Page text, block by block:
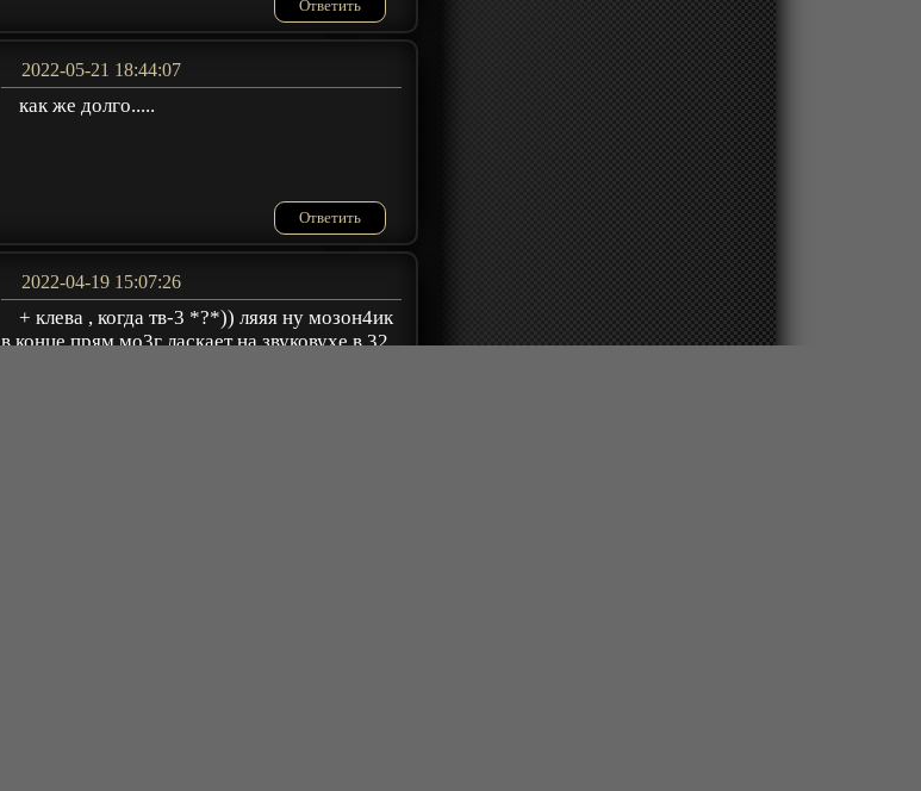
Ответить
2022-05-21 18:44:07
как же долго.....
Ответить
2022-04-19 15:07:26
+ клева , когда тв-3 *?*)) ляяя ну мозон4ик
в конце прям мо3г ласкает на звуковухе в 32